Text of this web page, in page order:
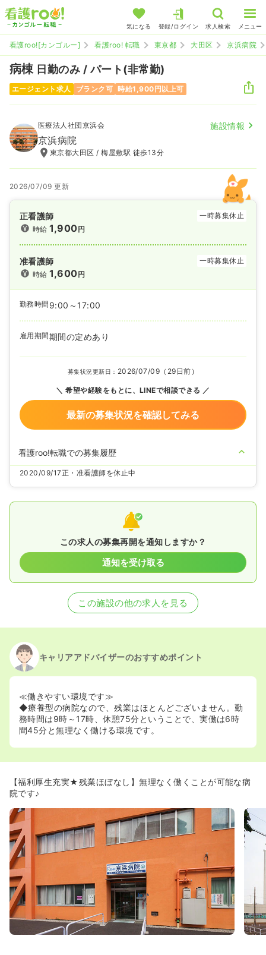
気になる 登録/ログイン 求人検索 メニュー
看護roo![カンゴルー] 看護roo! 転職 東京都 大田区 京浜病院
病棟 日勤のみ / パート(非常勤)
エージェント求人 ブランク可 時給1,900円以上可
医療法人社団京浜会 施設情報
京浜病院
東京都大田区 / 梅屋敷駅 徒歩13分
2026/07/09 更新
正看護師
一時募集休止
時給1,900円
准看護師
一時募集休止
時給1,600円
勤務時間 9:00～17:00
雇用期間期間の定めあり
募集状況更新日： 2026/07/09（29日前）
希望や経験をもとに、LINEで相談できる
最新の募集状況を確認してみる
看護roo!転職での募集履歴
2020/09/17正・准看護師を休止中
この求人の募集再開を通知しますか？
通知を受け取る
この施設の他の求人を見る
キャリアアドバイザーのおすすめポイント
≪働きやすい環境です≫
◆療養型の病院なので、残業はほとんどございません。勤
務時間は9時～17時、休憩75分ということで、実働は6時
間45分と無理なく働ける環境です。
【福利厚生充実★残業ほぼなし】無理なく働くことが可能な病
院です♪